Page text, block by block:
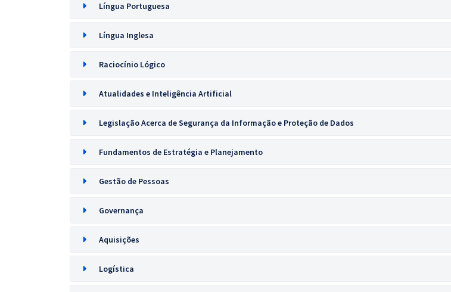
Língua Portuguesa
Língua Inglesa
Raciocínio Lógico
Atualidades e Inteligência Artificial
Legislação Acerca de Segurança da Informação e Proteção de Dados
Fundamentos de Estratégia e Planejamento
Gestão de Pessoas
Governança
Aquisições
Logística